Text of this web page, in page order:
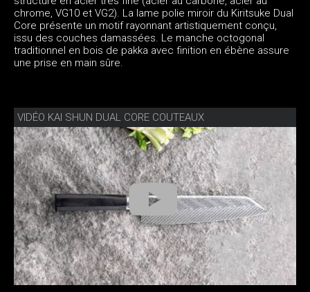
chrome, VG10 et VG2). La lame polie miroir du Kiritsuke Dual
Core présente un motif rayonnant artistiquement conçu,
issu des couches damassées. Le manche octogonal
traditionnel en bois de pakka avec finition en ébène assure
une prise en main sûre.
VIDÉO KAI SHUN DUAL CORE COUTEAUX